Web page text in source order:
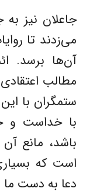
جاعلان نیز
می‌زدند تا
آن‌ها برسد.
مطالب
ستمگران با
با خداست و
باشد، مانع
است که
دعا به دست